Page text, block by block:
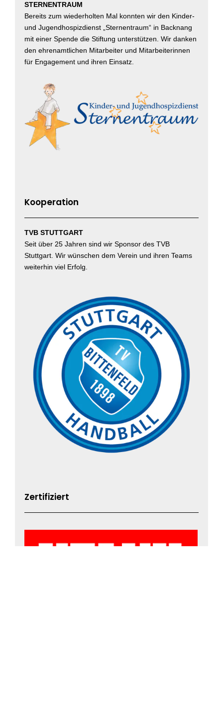
STERNENTRAUM
Bereits zum wiederholten Mal konnten wir den Kinder-
und Jugendhospizdienst „Sternentraum“ in Backnang
mit einer Spende die Stiftung unterstützen. Wir danken
den ehrenamtlichen Mitarbeiter und Mitarbeiterinnen
für Engagement und ihren Einsatz.
Kooperation
TVB STUTTGART
Seit über 25 Jahren sind wir Sponsor des TVB
Stuttgart. Wir wünschen dem Verein und ihren Teams
weiterhin viel Erfolg.
Zertifiziert